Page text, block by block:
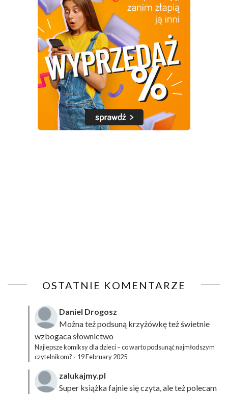
OSTATNIE KOMENTARZE
Daniel Drogosz
Można też podsuną krzyżówkęteż świetnie
wzbogaca słownictwo
Najlepsze komiksy dla dzieci – co warto podsunąć najmłodszym
czytelnikom? · 19 February 2025
zalukajmy.pl
Super książka fajnie się czyta, ale też polecam